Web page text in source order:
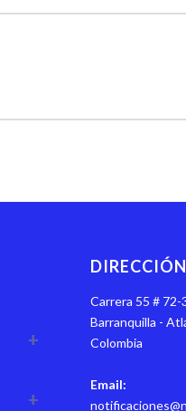
DIRECCIÓN
Carrera 55 # 72-
Barranquilla -
Colombia
Email: